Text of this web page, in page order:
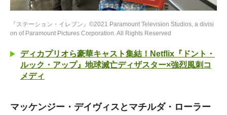
『ステーション・イレブン』©2021 Paramount Television Studios, a divisi
on of Paramount Pictures Corporation. All Rights Reserved
ディカプリオら豪華キャスト集結！Netflix『ドント・
ルック・アップ』地球滅亡ディザスター×強烈風刺コ
メディ
マッケンジー・デイヴィスとマチルダ・ローラー